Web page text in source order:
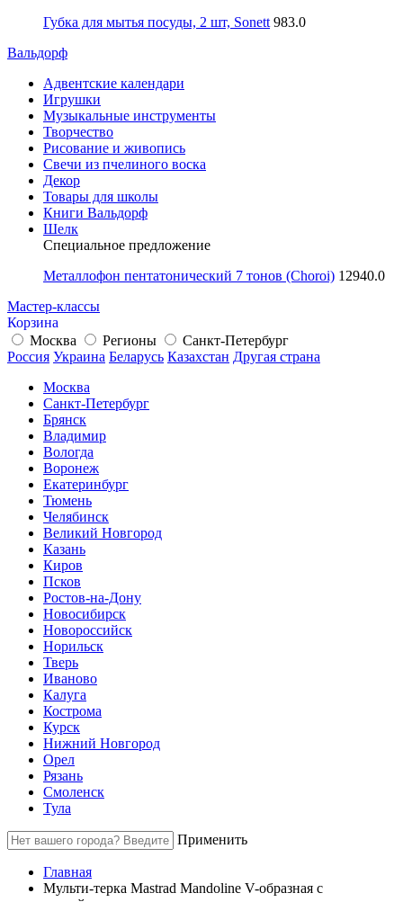
Губка для мытья посуды, 2 шт, Sonett 983.0
Вальдорф
Адвентские календари
Игрушки
Музыкальные инструменты
Творчество
Рисование и живопись
Свечи из пчелиного воска
Декор
Товары для школы
Книги Вальдорф
Шелк
Специальное предложение
Металлофон пентатонический 7 тонов (Choroi) 12940.0
Мастер-классы
Корзина
Москва
Регионы
Санкт-Петербург
Россия Украина Беларусь Казахстан Другая страна
Москва
Санкт-Петербург
Брянск
Владимир
Вологда
Воронеж
Екатеринбург
Тюмень
Челябинск
Великий Новгород
Казань
Киров
Псков
Ростов-на-Дону
Новосибирск
Новороссийск
Норильск
Тверь
Иваново
Калуга
Кострома
Курск
Нижний Новгород
Орел
Рязань
Смоленск
Тула
Применить
Главная
Мульти-терка Mastrad Mandoline V-образная с